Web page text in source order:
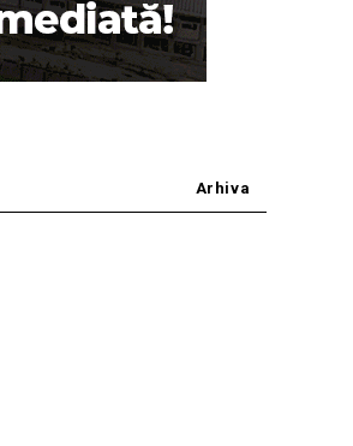
Arhiva